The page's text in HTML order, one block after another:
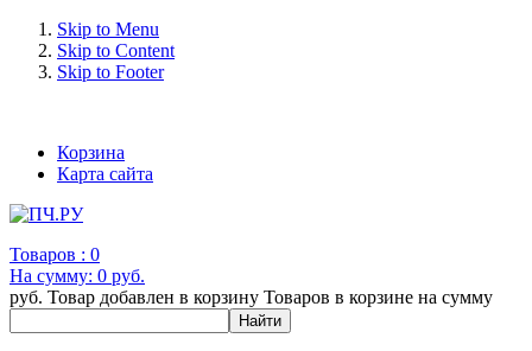
Skip to Menu
Skip to Content
Skip to Footer
Корзина
Карта сайта
Товаров : 0
На сумму: 0 руб.
руб. Товар добавлен в корзину Товаров в корзине на сумму